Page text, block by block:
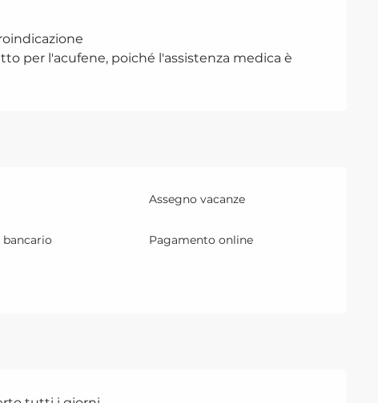
per l'acufene, poiché l'assistenza medica è
Assegno vacanze
Pagamento online